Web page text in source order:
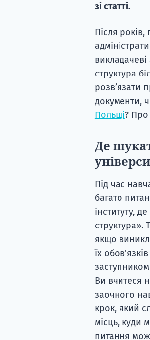
зі статті.
Після
викладачеві
структура
розв’язати
документи,
Польщі? Про
Де
Під час
багато
інституту,
якщо
їх
Ви вчитеся
заочного
крок, який
місць, куди
питання